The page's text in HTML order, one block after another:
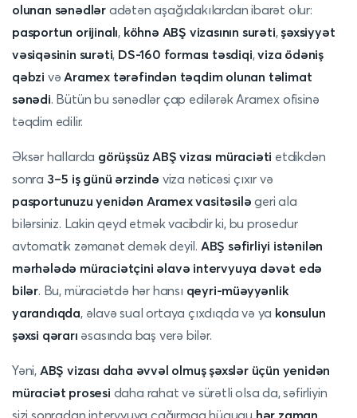
olunan sənədlər adətən aşağıdakılardan ibarət olur:
pasportun orijinalı, köhnə ABŞ vizasının surəti,şəxsiyyət
vəsiqəsinin surəti, DS-160 forması təsdiqi,viza ödəniş
qəbzi və Aramex tərəfindən təqdim olunan təlimat
sənədi. Bütün bu sənədlər çap edilərək Aramex ofisinə
təqdim edilir.
Əksər hallarda görüşsüz ABŞ vizası müraciəti etdikdən
sonra 3–5 iş günü ərzində viza nəticəsi çıxır və
pasportunuzu yenidən Aramex vasitəsilə geri ala
bilərsiniz. Lakin qeyd etmək vacibdir ki, bu prosedur
avtomatik zəmanət demək deyil. ABŞ səfirliyi istənilən
mərhələdə müraciətçini əlavə intervyuya dəvət edə
bilər. Bu, müraciətdə hər hansı qeyri-müəyyənlik
yarandıqda, əlavə sual ortaya çıxdıqda və ya konsulun
şəxsi qərarı əsasında baş verə bilər.
Yəni, ABŞ vizası daha əvvəl olmuş şəxslər üçün yenidən
müraciət prosesi daha rahat və sürətli olsa da, səfirliyin
sizi sonradan intervyuya çağırmaq hüququ hər zaman